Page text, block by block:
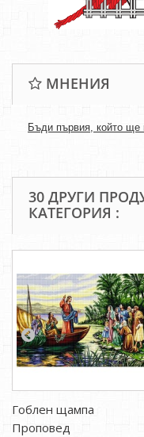
МНЕНИЯ
Бъди първия, който ще
30 ДРУГИ
КАТЕГОРИЯ :
Гоблен щампа
Проповед